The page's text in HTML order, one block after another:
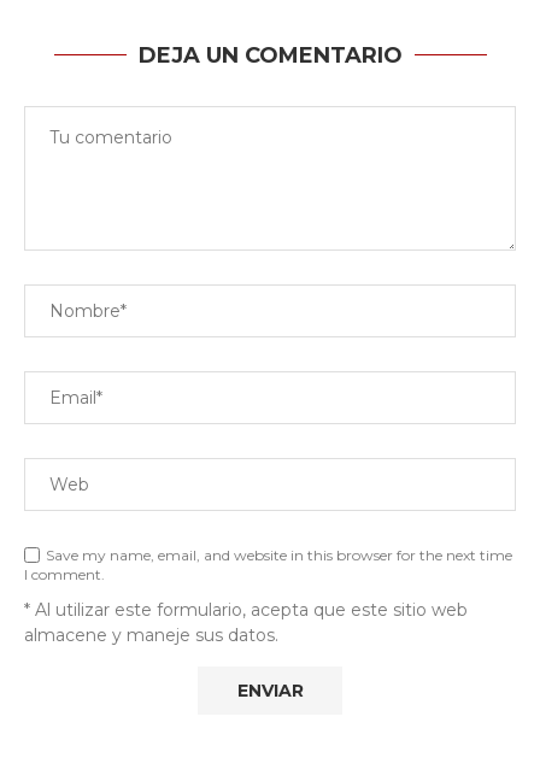
DEJA UN COMENTARIO
Save my name, email, and website in this browser for the next time
I comment.
* Al utilizar este formulario, acepta que este sitio web
almacene y maneje sus datos.